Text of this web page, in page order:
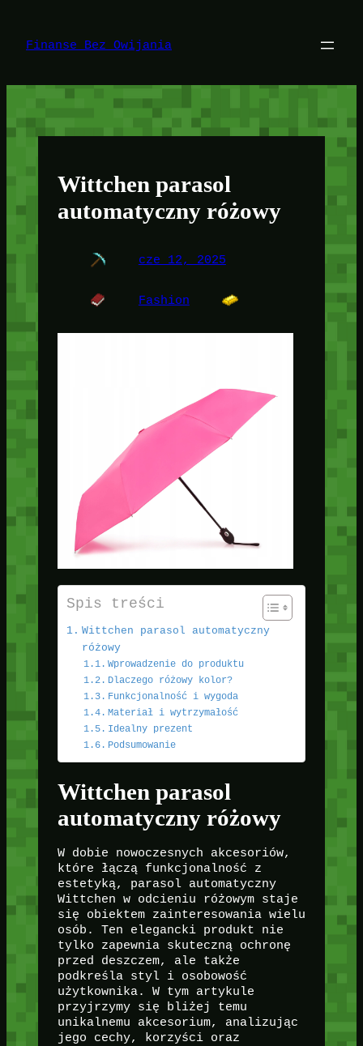
treści
Finanse Bez Owijania
Wittchen parasol
automatyczny różowy
cze 12, 2025
Fashion
Spis treści
Wittchen parasol automatyczny
różowy
Wprowadzenie do produktu
Dlaczego różowy kolor?
Funkcjonalność i wygoda
Materiał i wytrzymałość
Idealny prezent
Podsumowanie
Wittchen parasol
automatyczny różowy
W dobie nowoczesnych akcesoriów,
które łączą funkcjonalność z
estetyką, parasol automatyczny
Wittchen w odcieniu różowym staje
się obiektem zainteresowania wielu
osób. Ten elegancki produkt nie
tylko zapewnia skuteczną ochronę
przed deszczem, ale także
podkreśla styl i osobowość
użytkownika. W tym artykule
przyjrzymy się bliżej temu
unikalnemu akcesorium, analizując
jego cechy, korzyści oraz